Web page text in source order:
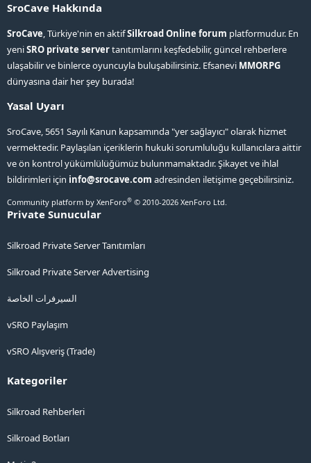
SroCave Hakkında
SroCave, Türkiye'nin en aktifSilkroad Online forum platformudur. En
yeniSRO private servertanıtımlarını keşfedebilir, güncel rehberlere
ulaşabilir ve binlerce oyuncuyla buluşabilirsiniz. Efsanevi MMORPG
dünyasına dair her şey burada!
Yasal Uyarı
SroCave, 5651 Sayılı Kanun kapsamında "yer sağlayıcı" olarak hizmet
vermektedir. Paylaşılan içeriklerin hukuki sorumluluğu kullanıcılara aittir
ve ön kontrol yükümlülüğümüz bulunmamaktadır. Şikayet ve ihlal
bildirimleri için info@srocave.com adresinden iletişime geçebilirsiniz.
Community platform by XenForo® © 2010-2026 XenForo Ltd.
Private Sunucular
Silkroad Private Server Tanıtımları
Silkroad Private Server Advertising
السيرفرات الخاصة
vSRO Paylaşım
vSRO Alışveriş (Trade)
Kategoriler
Silkroad Rehberleri
Silkroad Botları